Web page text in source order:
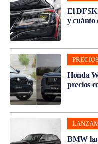
El DFSK
y cuánto
Honda
precios
BMW